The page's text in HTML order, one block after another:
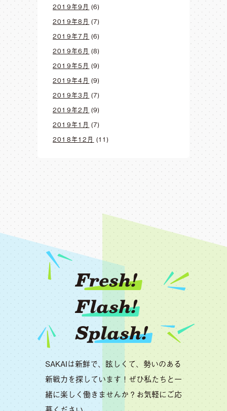
2019年9月 (6)
2019年8月 (7)
2019年7月 (6)
2019年6月 (8)
2019年5月 (9)
2019年4月 (9)
2019年3月 (7)
2019年2月 (9)
2019年1月 (7)
2018年12月 (11)
Fresh!
Flash!
Splash!
SAKAIは新鮮で、眩しくて、勢いのある
新戦力を探しています！ぜひ私たちと一
緒に楽しく働きませんか？お気軽にご応